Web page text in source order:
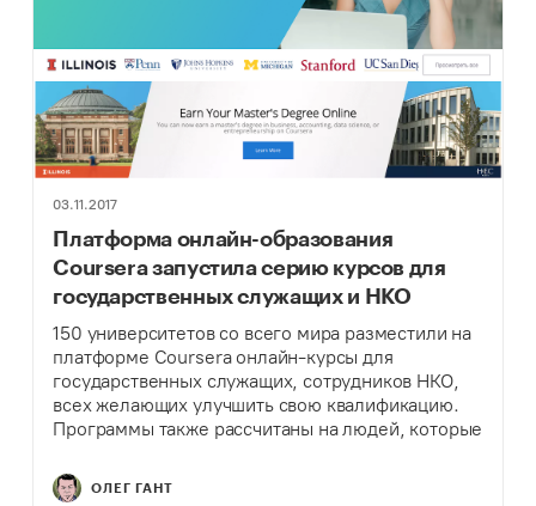
03.11.2017
Платформа онлайн-образования
Coursera запустила серию курсов для
государственных служащих и НКО
150 университетов со всего мира разместили на
платформе Coursera онлайн-курсы для
государственных служащих, сотрудников НКО,
всех желающих улучшить свою квалификацию.
Программы также рассчитаны на людей, которые
ОЛЕГ ГАНТ